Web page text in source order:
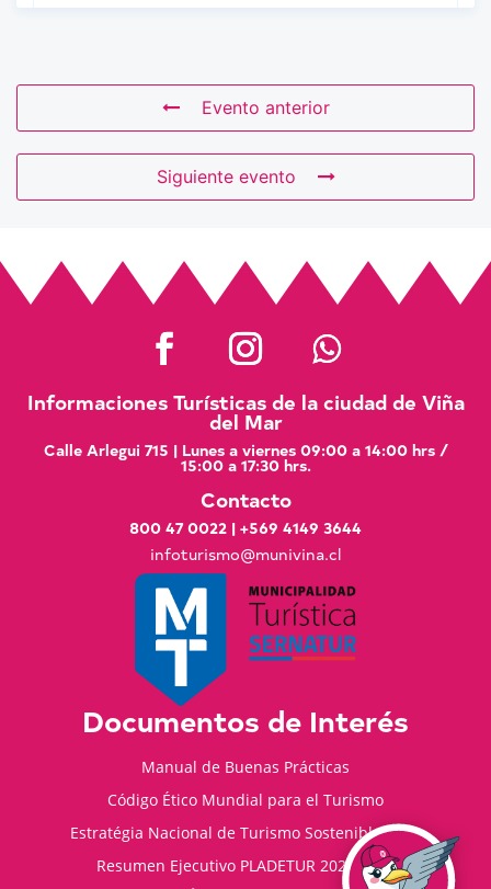
Evento anterior
Siguiente evento
Informaciones Turísticas de la ciudad de Viña
del Mar
Calle Arlegui 715 | Lunes a viernes 09:00 a 14:00 hrs /
15:00 a 17:30 hrs.
Contacto
800 47 0022 | +569 4149 3644
infoturismo@munivina.cl
Documentos de Interés
Manual de Buenas Prácticas
Código Ético Mundial para el Turismo
Estratégia Nacional de Turismo Sostenible 2035
Resumen Ejecutivo PLADETUR 2025-2023